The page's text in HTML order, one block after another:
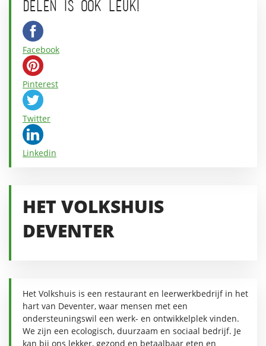
DELEN IS OOK LEUK!
Facebook
Pinterest
Twitter
Linkedin
HET VOLKSHUIS
DEVENTER
Het Volkshuis is een restaurant en leerwerkbedrijf in het
hart van Deventer, waar mensen met een
ondersteuningswil een werk- en ontwikkelplek vinden.
We zijn een ecologisch, duurzaam en sociaal bedrijf. Je
kan bij ons lekker, gezond en betaalbaar eten en